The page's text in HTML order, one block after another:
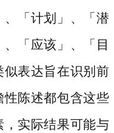
「计划」、「潜
「应该」、「目
表达旨在识别前
陈述都包含这些
实际结果可能与